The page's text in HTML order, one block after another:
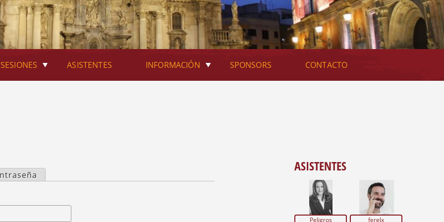
U
E
D
A
SESIONES ASISTENTES INFORMACIÓN SPONSORS CONTACTO
ASISTENTES
Peligros ferelx